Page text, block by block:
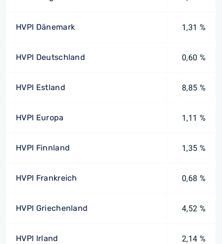
HVPI Dänemark 1,31 %
HVPI Deutschland 0,60 %
HVPI Estland 8,85 %
HVPI Europa 1,11 %
HVPI Finnland 1,35 %
HVPI Frankreich 0,68 %
HVPI Griechenland 4,52 %
HVPI Irland 2,14 %